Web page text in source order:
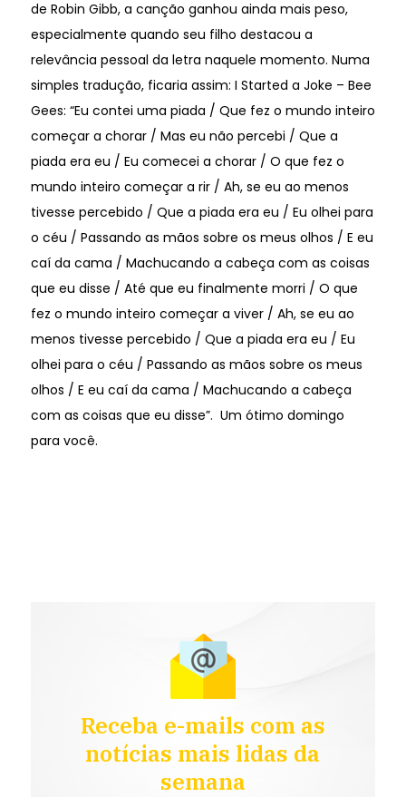
de Robin Gibb, a canção ganhou ainda mais peso,
especialmente quando seu filho destacou a
relevância pessoal da letra naquele momento. Numa
simples tradução, ficaria assim: I Started a Joke – Bee
Gees: “Eu contei uma piada / Que fez o mundo inteiro
começar a chorar / Mas eu não percebi / Que a
piada era eu / Eu comecei a chorar / O que fez o
mundo inteiro começar a rir / Ah, se eu ao menos
tivesse percebido / Que a piada era eu / Eu olhei para
o céu / Passando as mãos sobre os meus olhos / E eu
caí da cama / Machucando a cabeça com as coisas
que eu disse / Até que eu finalmente morri / O que
fez o mundo inteiro começar a viver / Ah, se eu ao
menos tivesse percebido / Que a piada era eu / Eu
olhei para o céu / Passando as mãos sobre os meus
olhos / E eu caí da cama / Machucando a cabeça
com as coisas que eu disse”. Um ótimo domingo
para você.
Receba e-mails com as
notícias mais lidas da
semana